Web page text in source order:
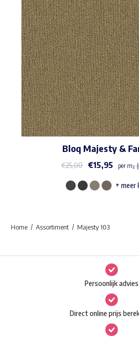
Waar ben je naar op zoek?
Bloq Majesty &
€25,00 €15,95 per m²
Dit
Deze
optie
kan
gekozen
worden
op
+ meer
Home Assortiment Majesty 103
Persoonlijk advies
Direct online prijs